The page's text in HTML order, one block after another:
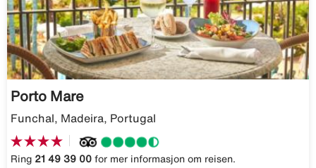
Porto Mare
Funchal, Madeira, Portugal
Ring 21 49 39 00 for mer informasjon om reisen.